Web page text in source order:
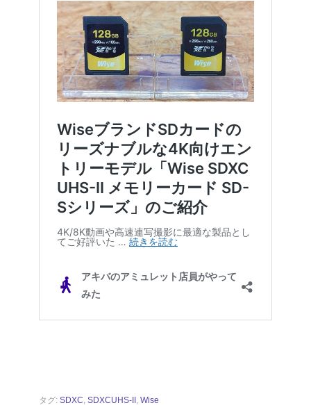
タグ: SDXC, SDXCUHS-II, Wise